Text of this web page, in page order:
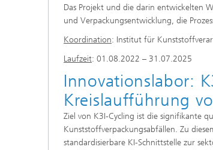
Das Projekt und die darin entwickelten
und Verpackungsentwicklung, die
Koordination: Institut für
Laufzeit: 01.08.2022 – 31.07.2025
Innovationslabor:
Kreislaufführung
Ziel von K3I-Cycling ist die signifikante
Kunststoffverpackungsabfällen. Zu
standardisierbare KI-Schnittstelle zur